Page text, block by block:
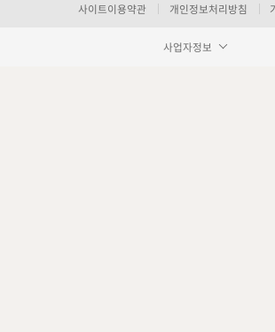
사이트이용약관 개인정보처리방침
사업자정보